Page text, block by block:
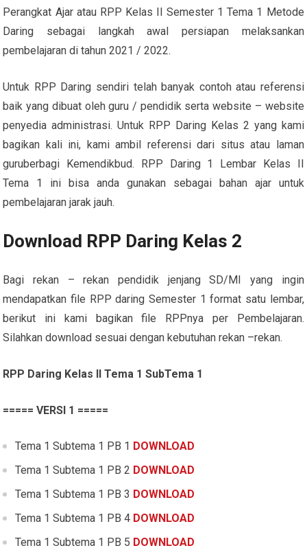
Perangkat Ajar atau RPP Kelas II Semester 1 Tema 1 Metode
Daring sebagai langkah awal persiapan melaksankan
pembelajaran di tahun 2021 / 2022.
Untuk RPP Daring sendiri telah banyak contoh atau referensi
baik yang dibuat oleh guru / pendidik serta website – website
penyedia administrasi. Untuk RPP Daring Kelas 2 yang kami
bagikan kali ini, kami ambil referensi dari situs atau laman
guruberbagi Kemendikbud. RPP Daring 1 Lembar Kelas II
Tema 1 ini bisa anda gunakan sebagai bahan ajar untuk
pembelajaran jarak jauh.
Download RPP Daring Kelas 2
Bagi rekan – rekan pendidik jenjang SD/MI yang ingin
mendapatkan file RPP daring Semester 1 format satu lembar,
berikut ini kami bagikan file RPPnya per Pembelajaran.
Silahkan download sesuai dengan kebutuhan rekan –rekan.
RPP Daring Kelas II Tema 1 SubTema 1
===== VERSI 1 =====
Tema 1 Subtema 1 PB 1 DOWNLOAD
Tema 1 Subtema 1 PB 2 DOWNLOAD
Tema 1 Subtema 1 PB 3 DOWNLOAD
Tema 1 Subtema 1 PB 4 DOWNLOAD
Tema 1 Subtema 1 PB 5 DOWNLOAD